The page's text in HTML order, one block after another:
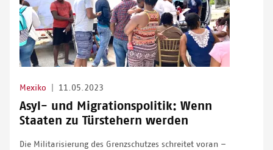
Mexiko 11.05.2023
Asyl- und Migrationspolitik: Wenn
Staaten zu Türstehern werden
Die Militarisierung des Grenzschutzes schreitet voran –